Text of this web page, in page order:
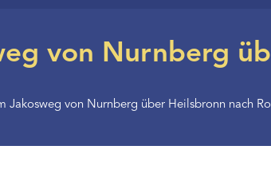
von Nurnberg
Jakosweg von Nurnberg über Heilsbronn nach